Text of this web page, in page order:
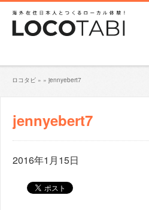
ロコタビ » » jennyebert7
jennyebert7
2016年1月15日